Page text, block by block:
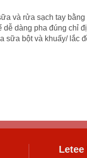
và rửa sạch tay bằng
dàng pha đúng chỉ
bột và khuấy/ lắc